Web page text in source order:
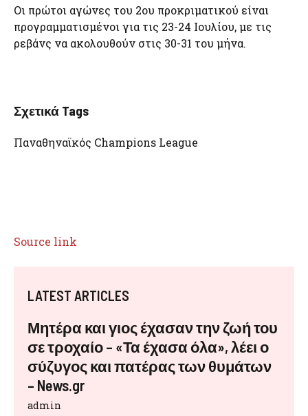
Οι πρώτοι αγώνες του 2ου προκριματικού είναι
προγραμματισμένοι για τις 23-24 Ιουλίου, με τις
ρεβάνς να ακολουθούν στις 30-31 του μήνα.
Σχετικά Tags
Παναθηναϊκός Champions League
Source link
LATEST ARTICLES
Μητέρα και γιος έχασαν την ζωή του
σε τροχαίο – «Τα έχασα όλα», λέει ο
σύζυγος και πατέρας των θυμάτων
– News.gr
admin